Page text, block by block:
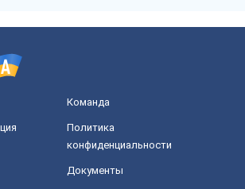
Команда
Политика
конфиденциальности
Документы